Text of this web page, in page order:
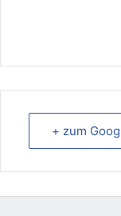
+ zum